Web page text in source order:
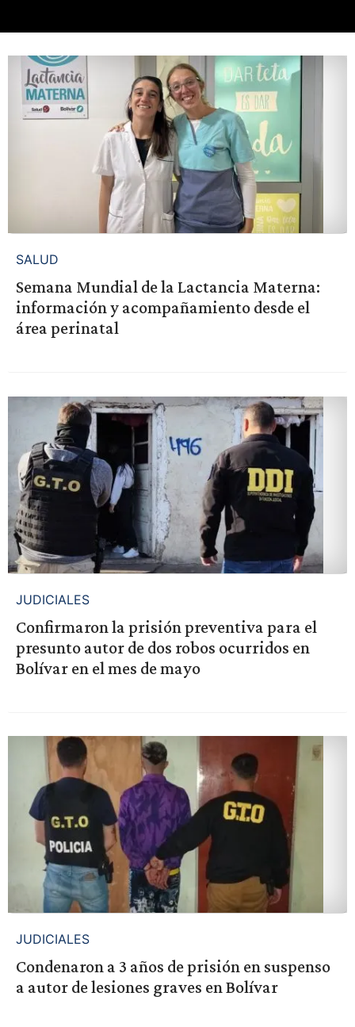
SALUD
Semana Mundial de la Lactancia Materna:
información y acompañamiento desde el
área perinatal
JUDICIALES
Confirmaron la prisión preventiva para el
presunto autor de dos robos ocurridos en
Bolívar en el mes de mayo
JUDICIALES
Condenaron a 3 años de prisión en suspenso
a autor de lesiones graves en Bolívar